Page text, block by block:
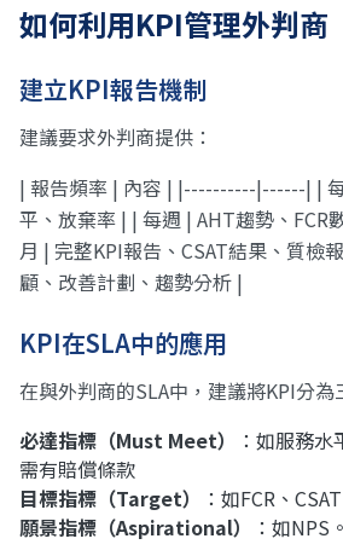
如何利用KPI管理外判商
建立KPI報告機制
建議要求外判商提供：
| 報告頻率 | 內容 | |----------|------| |
平、放棄率 | | 每週 | AHT趨勢、FCR
月 | 完整KPI報告、CSAT結果、質檢
顧、改善計劃、趨勢分析 |
KPI在SLA中的應用
在與外判商的SLA中，建議將KPI分為
必達指標（Must Meet）
：如服務
需有賠償條款
目標指標（Target）
：如FCR、
願景指標（Aspirational）
：如NPS